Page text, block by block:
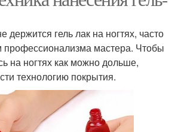
держится гель лак на ногтях, часто
профессионализма мастера. Чтобы
на ногтях как можно дольше,
технологию покрытия.